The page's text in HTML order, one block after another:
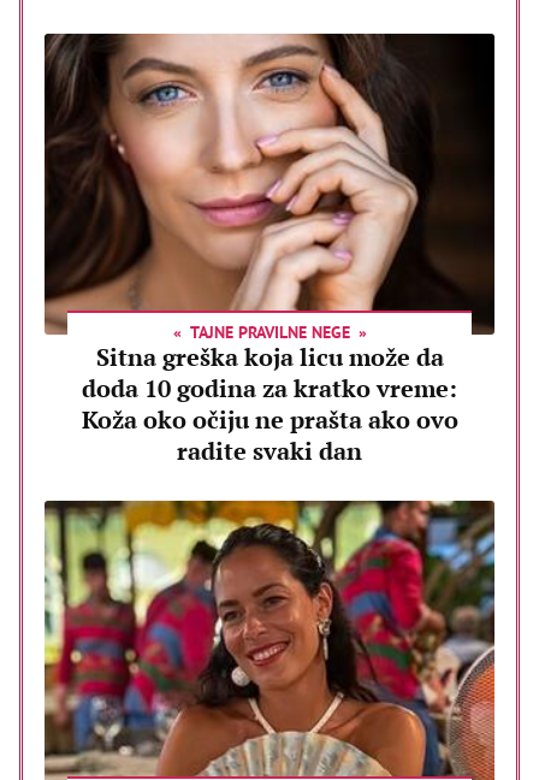
TAJNE PRAVILNE NEGE
Sitna greška koja licu može da
doda 10 godina za kratko vreme:
Koža oko očiju ne prašta ako ovo
radite svaki dan